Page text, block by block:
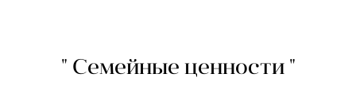
" Семейные ценности "